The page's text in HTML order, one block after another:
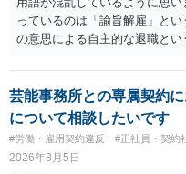
っているのは「諭旨解雇」と
の意思による自主的な退職と
す。 その場合、解雇には客観
解雇という処分が社会通念上
す。 結局、貴殿のネット炎上
どを具体的に検討しなければ
また、育児休業法関係の問題
法に関する専門的な知識が必要
芸能事務所との専属契約
について相談したいです
#労働・雇用契約違反 #正社員・契約
2026年8月5日